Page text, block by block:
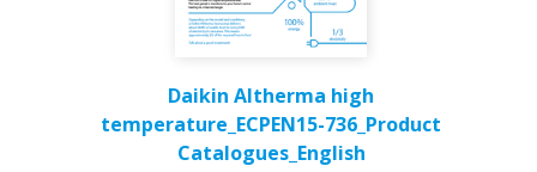
Daikin Altherma high
temperature_ECPEN15-736_Product
Catalogues_English